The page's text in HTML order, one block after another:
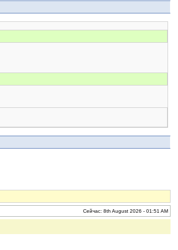
Сейчас: 8th August 2026 - 01:51 AM